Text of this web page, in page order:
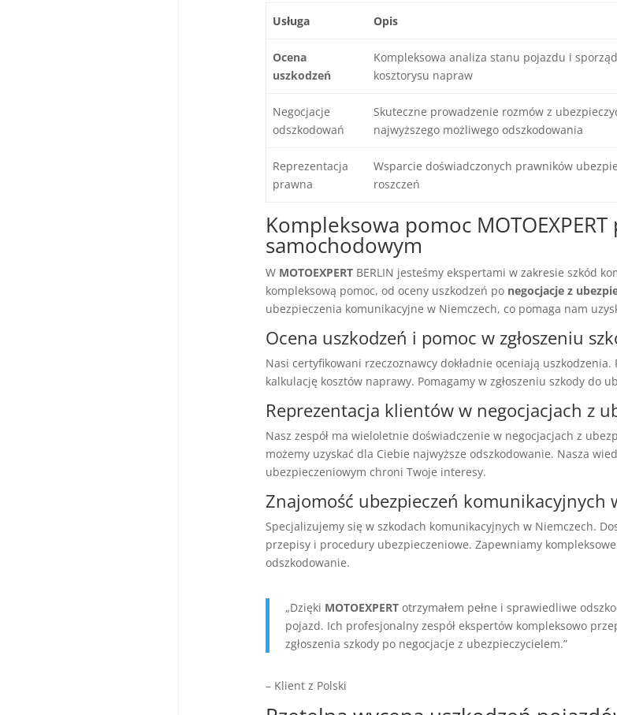
Usługa Opis
Ocena
uszkodzeń
Kompleksowa analiza stanu pojazdu i
kosztorysu napraw
Negocjacje
odszkodowań
Skuteczne prowadzenie rozmów z
najwyższego możliwego odszkodowania
Reprezentacja
prawna
Wsparcie doświadczonych prawników
roszczeń
Kompleksowa pomoc
samochodowym
W MOTOEXPERTBERLIN jesteśmy ekspertami w zakresie szkód
kompleksową pomoc, od oceny uszkodzeń po negocjacje z
ubezpieczenia komunikacyjne w Niemczech, co pomaga nam
Ocena uszkodzeń i pomoc w zgłoszeniu
Nasi certyfikowani rzeczoznawcy dokładnie oceniają uszkodzenia.
kalkulację kosztów naprawy. Pomagamy w zgłoszeniu szkody do
Reprezentacja klientów w negocjacjach z
Nasz zespół ma wieloletnie doświadczenie w negocjacjach z
możemy uzyskać dla Ciebie najwyższe odszkodowanie. Nasza
ubezpieczeniowym chroni Twoje interesy.
Znajomość ubezpieczeń komunikacyjnych
Specjalizujemy się w szkodach komunikacyjnych w Niemczech.
przepisy i procedury ubezpieczeniowe. Zapewniamy
odszkodowanie.
„Dzięki MOTOEXPERTotrzymałem pełne i sprawiedliwe
pojazd. Ich profesjonalny zespół ekspertów kompleksowo
zgłoszenia szkody po negocjacje z ubezpieczycielem.”
– Klient z Polski